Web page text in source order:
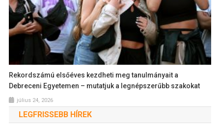
Rekordszámú elsőéves kezdheti meg tanulmányait a
Debreceni Egyetemen – mutatjuk a legnépszerűbb szakokat
július 24, 2026
LEGFRISSEBB HÍREK